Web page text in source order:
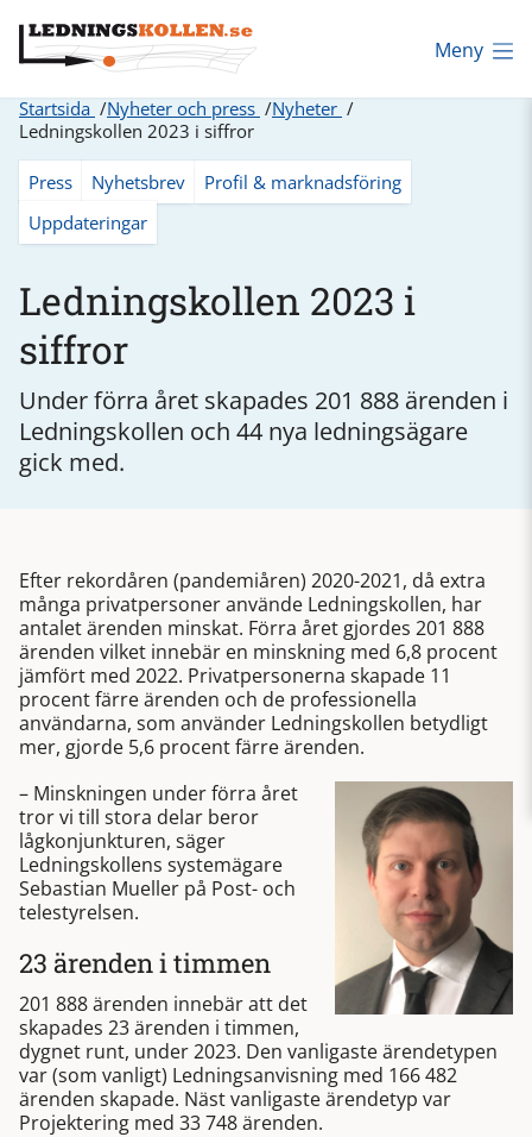
Meny
Startsida Nyheter och press
Nyheter
Ledningskollen 2023 i siffror
Press Nyhetsbrev
Profil & marknadsföring
Uppdateringar
Ledningskollen 2023 i
siffror
Under förra året skapades 201 888 ärenden i
Ledningskollen och 44 nya ledningsägare
gick med.
Efter rekordåren (pandemiåren) 2020-2021, då extra
många privatpersoner använde Ledningskollen, har
antalet ärenden minskat. Förra året gjordes 201 888
ärenden vilket innebär en minskning med 6,8 procent
jämfört med 2022. Privatpersonerna skapade 11
procent färre ärenden och de professionella
användarna, som använder Ledningskollen betydligt
mer, gjorde 5,6 procent färre ärenden.
– Minskningen under förra året
tror vi till stora delar beror
lågkonjunkturen, säger
Ledningskollens systemägare
Sebastian Mueller på Post- och
telestyrelsen.
23 ärenden i timmen
201 888 ärenden innebär att det
skapades 23 ärenden i timmen,
dygnet runt, under 2023. Den vanligaste ärendetypen
var (som vanligt) Ledningsanvisning med 166 482
ärenden skapade. Näst vanligaste ärendetyp var
Projektering med 33 748 ärenden.